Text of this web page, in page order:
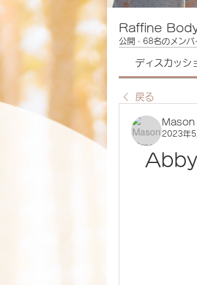
Raffine Body
公開 · 68名のメンバ
ディスカッシ
戻る
2023年5